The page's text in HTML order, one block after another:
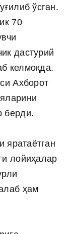
ўсган.
70
дастурий
келмоқда.
Ахборот
берди.
яратаётган
лойиҳалар
ҳам